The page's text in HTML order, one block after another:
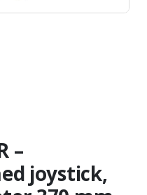
–
joystick,